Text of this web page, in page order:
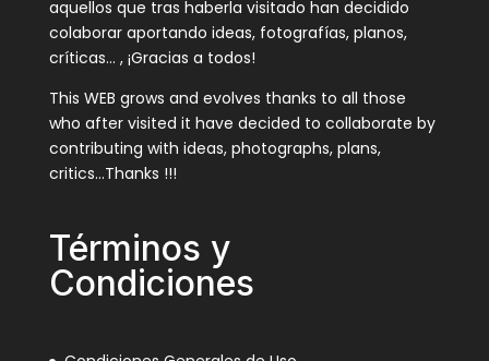
aquellos que tras haberla visitado han decidido
colaborar aportando ideas, fotografías, planos,
críticas… , ¡Gracias a todos!
This WEB grows and evolves thanks to all those
who after visited it have decided to collaborate by
contributing with ideas, photographs, plans,
critics…Thanks !!!
Términos y
Condiciones